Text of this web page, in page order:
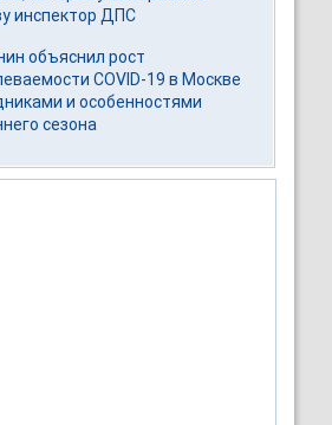
инспектор ДПС
объяснил рост
COVID-19 в Москве
и особенностями
сезона